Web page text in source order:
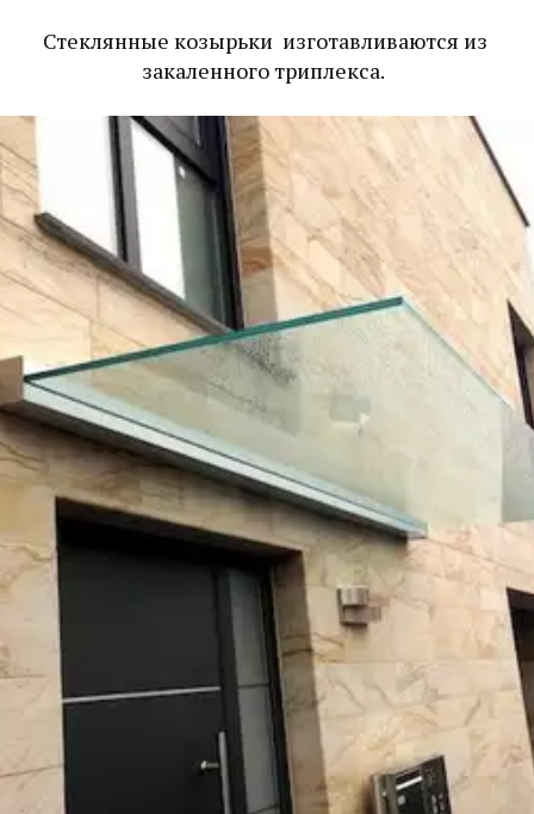
Стеклянные козырьки  изготавливаются из
закаленного триплекса.